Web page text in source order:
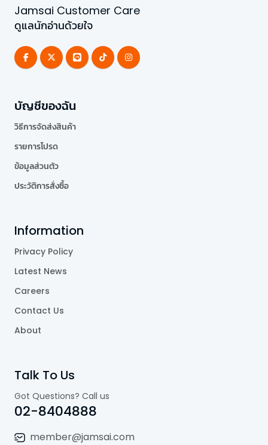
Jamsai Customer Care
ดูแลนักอ่านด้วยใจ
บัญชีของฉัน
วิธีการจัดส่งสินค้า
รายการโปรด
ข้อมูลส่วนตัว
ประวัติการสั่งซื้อ
Information
Privacy Policy
Latest News
Careers
Contact Us
About
Talk To Us
Got Questions? Call us
02-8404888
member@jamsai.com